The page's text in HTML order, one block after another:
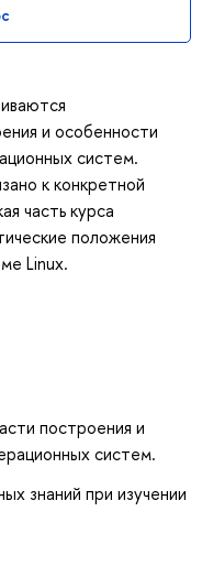
и особенности
систем.
к конкретной
часть курса
положения
Linux.
построения и
систем.
знаний при изучении